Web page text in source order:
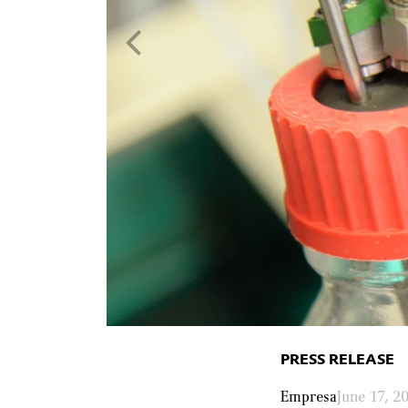
PRESS RELEASE
Empresa June 17,